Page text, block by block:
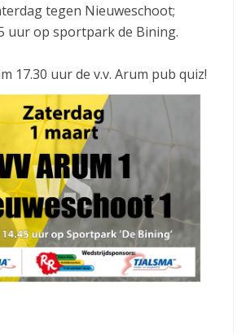
tegen Nieuweschoot;
uur op sportpark de Bining.
17.30 uur de v.v. Arum pub quiz!